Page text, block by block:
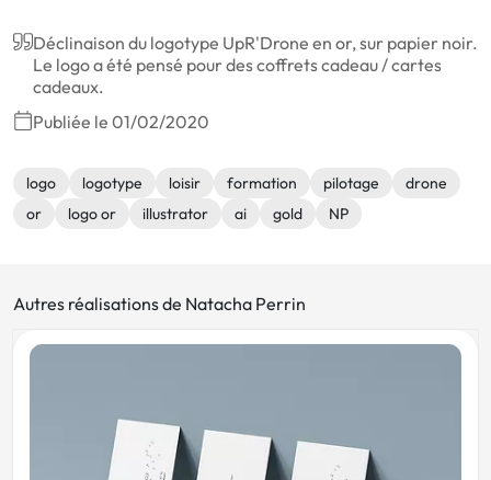
Déclinaison du logotype UpR'Drone en or, sur papier noir.
Le logo a été pensé pour des coffrets cadeau / cartes
cadeaux.
Publiée le 01/02/2020
logo logotype loisir formation pilotage
drone
or
logo or illustrator ai gold NP
Autres réalisations de Natacha Perrin